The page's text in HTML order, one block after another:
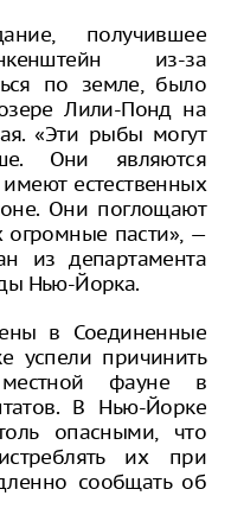
получившее
из-за
по земле, было
Лили-Понд на
«Эти рыбы могут
Они являются
естественных
Они поглощают
огромные пасти», —
из департамента
Нью-Йорка.
в Соединенные
успели причинить
фауне в
В Нью-Йорке
опасными, что
их при
сообщать об